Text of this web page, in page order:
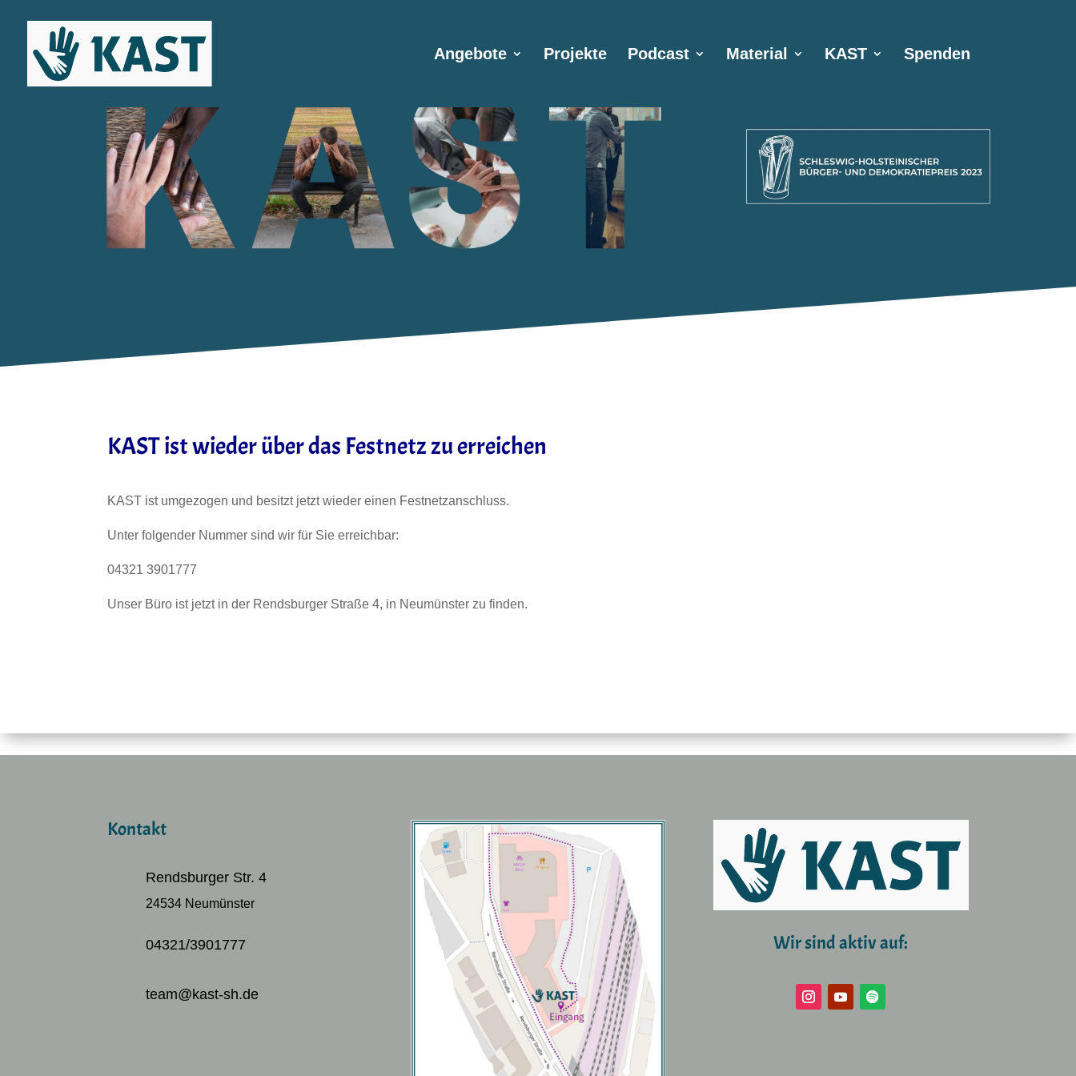
Angebote Projekte Podcast Material KAST Spenden
KAST ist wieder über das Festnetz zu erreichen
KAST ist umgezogen und besitzt jetzt wieder einen Festnetzanschluss.
Unter folgender Nummer sind wir für Sie erreichbar:
04321 3901777
Unser Büro ist jetzt in der Rendsburger Straße 4, in Neumünster zu finden.
Kontakt
Rendsburger Str. 4
24534 Neumünster
04321/3901777
team@kast-sh.de
Wir sind aktiv auf: